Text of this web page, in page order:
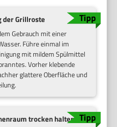
der Grillroste
Gebrauch mit einer
Führe einmal im
mit mildem Spülmittel
Vorher klebende
glattere Oberfläche und
trocken halten